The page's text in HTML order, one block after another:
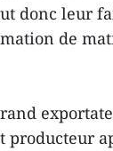
donc leur
de